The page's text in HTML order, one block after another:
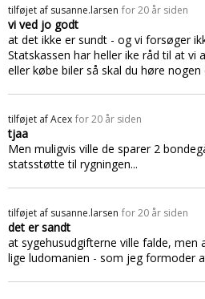
tilføjet af susanne.larsen for 20 år siden
vi ved jo godt
at det ikke er sundt - og vi forsøger
Statskassen har heller ike råd til at vi
eller købe biler så skal du høre
tilføjet afAcex for 20 år siden
tjaa
Men muligvis ville de sparer 2
statsstøtte til rygningen...
tilføjet af susanne.larsen for 20 år siden
det er sandt
at sygehusudgifterne ville falde, men
lige ludomanien - som jeg formoder